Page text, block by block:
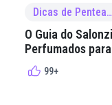
Dicas de Penteado
O Guia do
Perfumados
99+